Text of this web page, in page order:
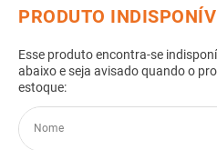
6º telha fibrocimento
8º pisos
9º porta